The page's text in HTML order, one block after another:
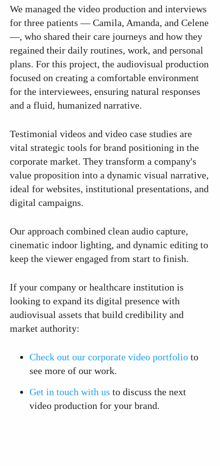
We managed the video production and interviews
for three patients — Camila, Amanda, and Celene
—, who shared their care journeys and how they
regained their daily routines, work, and personal
plans. For this project, the audiovisual production
focused on creating a comfortable environment
for the interviewees, ensuring natural responses
and a fluid, humanized narrative.
Testimonial videos and video case studies are
vital strategic tools for brand positioning in the
corporate market. They transform a company's
value proposition into a dynamic visual narrative,
ideal for websites, institutional presentations, and
digital campaigns.
Our approach combined clean audio capture,
cinematic indoor lighting, and dynamic editing to
keep the viewer engaged from start to finish.
If your company or healthcare institution is
looking to expand its digital presence with
audiovisual assets that build credibility and
market authority:
Check out our corporate video portfolio to
see more of our work.
Get in touch with us to discuss the next
video production for your brand.